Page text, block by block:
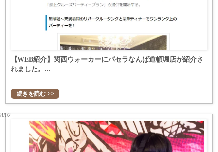
【WEB紹介】関西ウォーカーにパセラなんば道頓堀店が紹介さ
れました。...
続きを読む >>
02